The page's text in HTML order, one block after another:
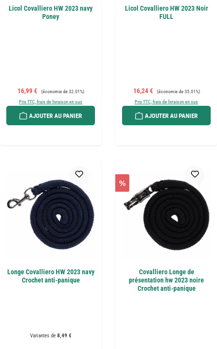
Licol Covalliero HW 2023 navy
Poney
Prix de vente :
16,99 € Prix régulier :
(économie de 32.01%)
Prix TTC, frais de livraison en sus
AJOUTER AU PANIER
Licol Covalliero HW 2023 Noir
FULL
Prix de vente :
16,24 € Prix régulier :
(économie de 35.01%)
Prix TTC, frais de livraison en sus
AJOUTER AU PANIER
Longe Covalliero HW 2023 navy
Crochet anti-panique
Variantes de8,49 €
%
Covalliero Longe de
présentation hw 2023 noire
Crochet anti-panique